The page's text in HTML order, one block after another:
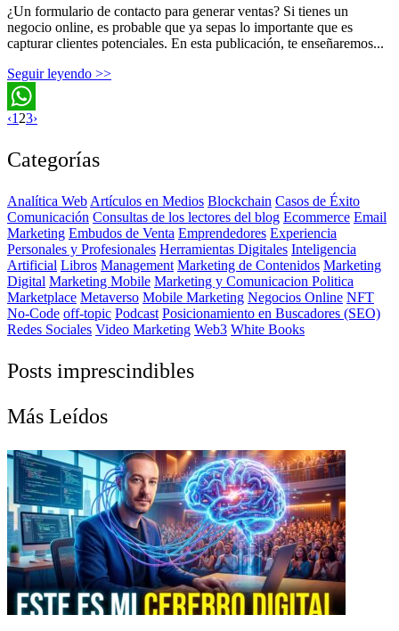
¿Un formulario de contacto para generar ventas? Si tienes un
negocio online, es probable que ya sepas lo importante que es
capturar clientes potenciales. En esta publicación, te enseñaremos...
Seguir leyendo >>
WhatsApp
‹1 23›
Categorías
Analítica Web Artículos en Medios Blockchain Casos de Éxito
Comunicación Consultas de los lectores del blog Ecommerce Email
Marketing Embudos de Venta Emprendedores Experiencia
Personales y Profesionales Herramientas Digitales Inteligencia
Artificial Libros Management Marketing de Contenidos Marketing
Digital Marketing Mobile Marketing y Comunicacion Politica
Marketplace Metaverso Mobile Marketing Negocios Online NFT
No-Code off-topic Podcast Posicionamiento en Buscadores (SEO)
Redes Sociales Video Marketing Web3 White Books
Posts imprescindibles
Más Leídos